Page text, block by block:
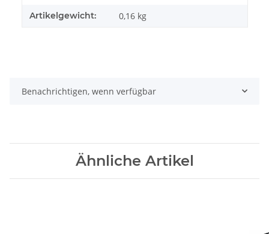
Artikelgewicht: 0,16 kg
Benachrichtigen, wenn verfügbar
Ähnliche Artikel